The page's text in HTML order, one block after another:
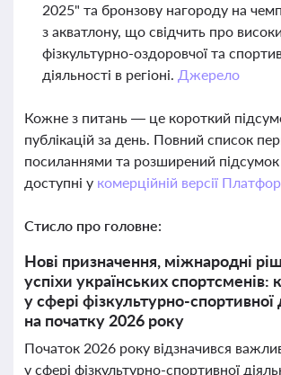
2025" та бронзову нагороду на
з акватлону, що свідчить про
фізкультурно-оздоровчої та
діяльності в регіоні. Джерело
Кожне з питань — це короткий
публікацій за день. Повний список
посиланнями та розширений
доступні у комерційній версії
Стисло про головне:
Нові призначення, міжнародні
успіхи українських спортсменів:
у сфері фізкультурно-спортивної
на початку 2026 року
Початок 2026 року відзначився
у сфері фізкультурно-спортивної